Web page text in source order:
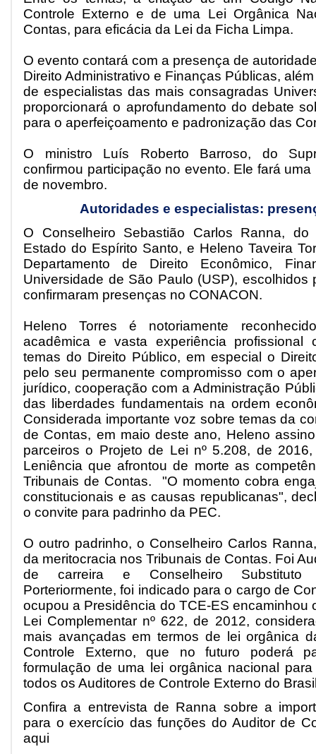
Controle Externo e de uma Lei Orgânica
Contas, para eficácia da Lei da Ficha Limpa.
O evento contará com a presença de
Direito Administrativo e Finanças Públicas,
de especialistas das mais consagradas
proporcionará o aprofundamento do debate
para o aperfeiçoamento e padronização das
O ministro Luís Roberto Barroso, do
confirmou participação no evento. Ele fará
de novembro.
Autoridades e especialistas:
O Conselheiro Sebastião Carlos Ranna,
Estado do Espírito Santo, e Heleno Taveira
Departamento de Direito Econômico,
Universidade de São Paulo (USP), escolhidos
confirmaram presenças no CONACON.
Heleno Torres é notoriamente
acadêmica e vasta experiência profissional
temas do Direito Público, em especial o
pelo seu permanente compromisso com o
jurídico, cooperação com a Administração
das liberdades fundamentais na ordem
Considerada importante voz sobre temas da
de Contas, em maio deste ano, Heleno
parceiros o Projeto de Lei nº 5.208, de 2016
Leniência que afrontou de morte as
Tribunais de Contas. "O momento cobra
constitucionais e as causas republicanas",
o convite para padrinho da PEC.
O outro padrinho, o Conselheiro Carlos
da meritocracia nos Tribunais de Contas. Foi
de carreira e Conselheiro Substituto
Porteriormente, foi indicado para o cargo de
ocupou a Presidência do TCE-ES encaminhou
Lei Complementar nº 622, de 2012,
mais avançadas em termos de lei orgânica
Controle Externo, que no futuro poderá
formulação de uma lei orgânica nacional
todos os Auditores de Controle Externo do
Confira a entrevista de Ranna sobre a
para o exercício das funções do Auditor de
aqui